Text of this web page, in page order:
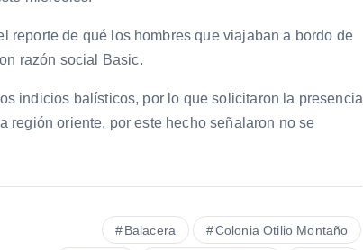
reporte de qué los hombres que viajaban a bordo de
razón social Basic.
indicios balísticos, por lo que solicitaron la presencia
región oriente, por este hecho señalaron no se
Balacera Colonia Otilio Montaño